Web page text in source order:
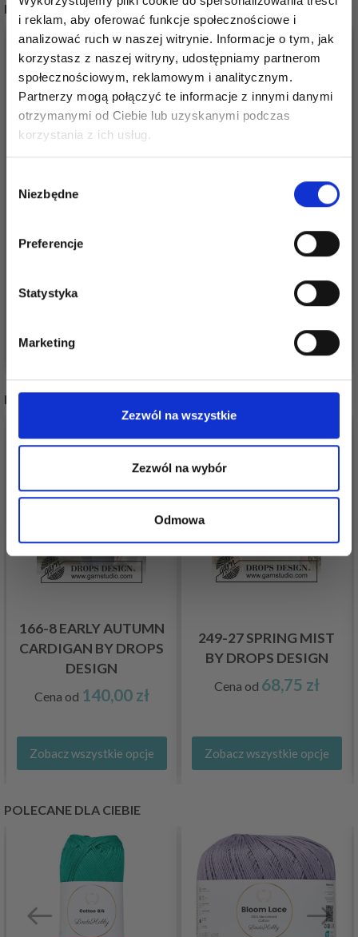
i reklam, aby oferować funkcje społecznościowe i
analizować ruch w naszej witrynie. Informacje o tym, jak
korzystasz z naszej witryny, udostępniamy partnerom
społecznościowym, reklamowym i analitycznym.
Partnerzy mogą połączyć te informacje z innymi danymi
otrzymanymi od Ciebie lub uzyskanymi podczas
korzystania z ich usług.
zgody
Niezbędne
Preferencje
Statystyka
Marketing
Zezwól na wszystkie
Zezwól na wybór
Odmowa
POPULARNE ALTERNATYWY
35%Promocja
VIKING REFLEX
Okazja
Zobacz wszystkie opcje
35% Promocja
VIKING LOTTA
31/08/2026
Zobacz wszystkie opcje
INNI TEŻ WIDZIELI
166-8 EARLY AUTUMN
CARDIGAN BY DROPS
DESIGN
Cena od 140,00 zł
Zobacz wszystkie opcje
249-27 SPRING MIST
BY DROPS DESIGN
Cena od 68,75 zł
Zobacz wszystkie opcje
POLECANE DLA CIEBIE
Oszczędź nawet do 50%
miłośników włóczek i uzyskaj wyłączny
dostęp do inspirujących wzorów na druty i